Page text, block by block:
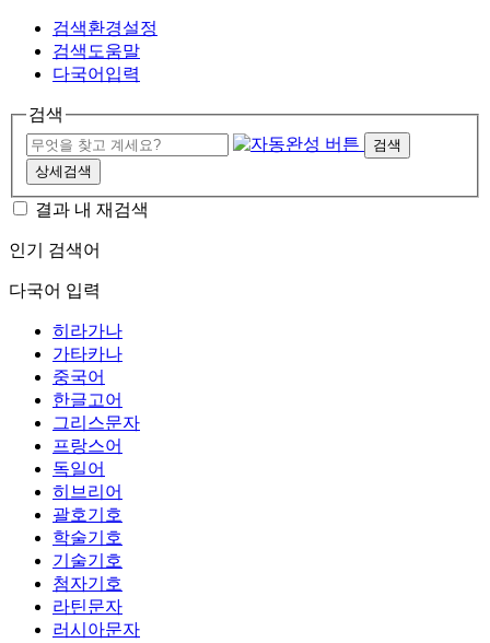
검색환경설정
검색도움말
다국어입력
검색
검색
상세검색
결과 내 재검색
인기 검색어
다국어 입력
히라가나
가타카나
중국어
한글고어
그리스문자
프랑스어
독일어
히브리어
괄호기호
학술기호
기술기호
첨자기호
라틴문자
러시아문자